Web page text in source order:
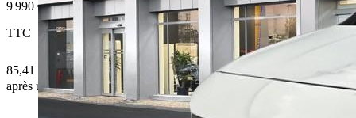
9 990 €
TTC
85,41 € /Mois
après un premier loyer de 2 997 €